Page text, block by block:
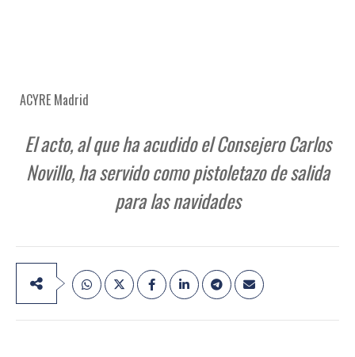
ACYRE Madrid
El acto, al que ha acudido el Consejero Carlos
Novillo, ha servido como pistoletazo de salida
para las navidades